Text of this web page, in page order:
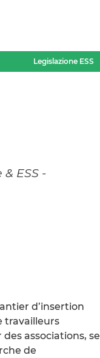
Legislazione ESS
ESS -
d’insertion
travailleurs
associations, se
de